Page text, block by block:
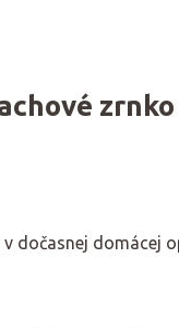
dočasnej domácej